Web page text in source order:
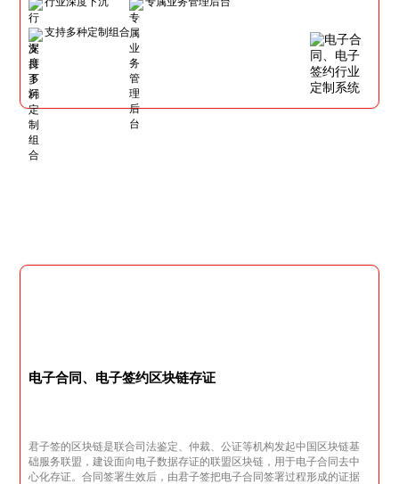
支持多种定制组合
电子合同、电子签约区块链存证
君子签的区块链是联合司法鉴定、仲裁、公证等机构发起中国区块链基
础服务联盟，建设面向电子数据存证的联盟区块链，用于电子合同去中
心化存证。合同签署生效后，由君子签把电子合同签署过程形成的证据